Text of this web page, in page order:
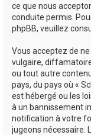
ce que nous
conduite permis.
phpBB, veuillez
Vous acceptez de
vulgaire,
ou tout autre
pays, du pays où «
est hébergé ou les
à un bannissement
notification à votre
jugeons nécessaire.